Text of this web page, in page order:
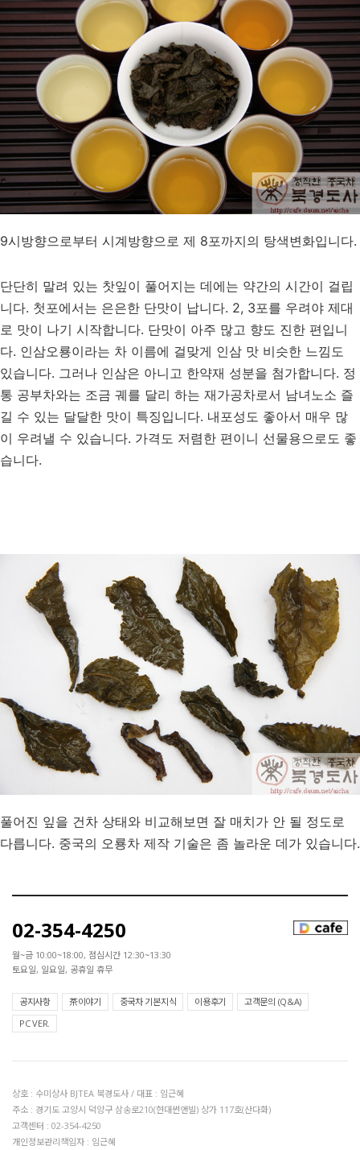
9시방향으로부터 시계방향으로 제 8포까지의 탕색변화입니다.
단단히 말려 있는 찻잎이 풀어지는 데에는 약간의 시간이 걸립
니다. 첫포에서는 은은한 단맛이 납니다. 2, 3포를 우려야 제대
로 맛이 나기 시작합니다. 단맛이 아주 많고 향도 진한 편입니
다. 인삼오룡이라는 차 이름에 걸맞게 인삼 맛 비슷한 느낌도
있습니다. 그러나 인삼은 아니고 한약재 성분을 첨가합니다. 정
통 공부차와는 조금 궤를 달리 하는 재가공차로서 남녀노소 즐
길 수 있는 달달한 맛이 특징입니다. 내포성도 좋아서 매우 많
이 우려낼 수 있습니다. 가격도 저렴한 편이니 선물용으로도 좋
습니다.
풀어진 잎을 건차 상태와 비교해보면 잘 매치가 안 될 정도로
다릅니다. 중국의 오룡차 제작 기술은 좀 놀라운 데가 있습니다.
02-354-4250
월~금 10:00~18:00, 점심시간 12:30~13:30
토요일, 일요일, 공휴일 휴무
공지사항 茶이야기 중국차 기본지식 이용후기
고객문의 (Q&A)
PC VER.
상호 : 수미상사 BJTEA 북경도사 / 대표 : 임근혜
주소 : 경기도 고양시 덕양구 삼송로210(현대썬앤빌) 상가 117호(산다화)
고객센터 : 02-354-4250
개인정보관리책임자 : 임근혜